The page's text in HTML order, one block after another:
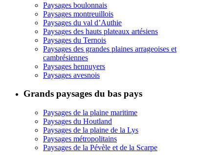
Paysages boulonnais
Paysages montreuillois
Paysages du val d’Authie
Paysages des hauts plateaux artésiens
Paysages du Ternois
Paysages des grandes plaines arrageoises et
cambrésiennes
Paysages hennuyers
Paysages avesnois
Grands paysages du bas pays
Paysages de la plaine maritime
Paysages du Houtland
Paysages de la plaine de la Lys
Paysages métropolitains
Paysages de la Pévèle et de la Scarpe